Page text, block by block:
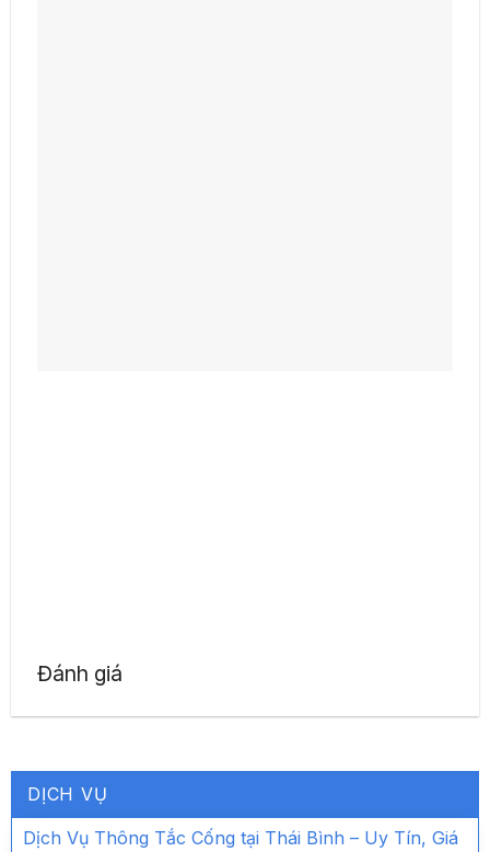
Đánh giá
DỊCH VỤ
Dịch Vụ Thông Tắc Cống tại Thái Bình – Uy Tín, Giá